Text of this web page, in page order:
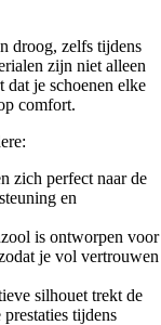
droog, zelfs tijdens
zijn niet alleen
dat je schoenen elke
comfort.
zich perfect naar de
en
is ontworpen voor
je vol vertrouwen
silhouet trekt de
tijdens